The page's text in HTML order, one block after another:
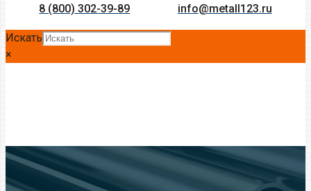
8 (800) 302-39-89 info@metall123.ru
Искать
×